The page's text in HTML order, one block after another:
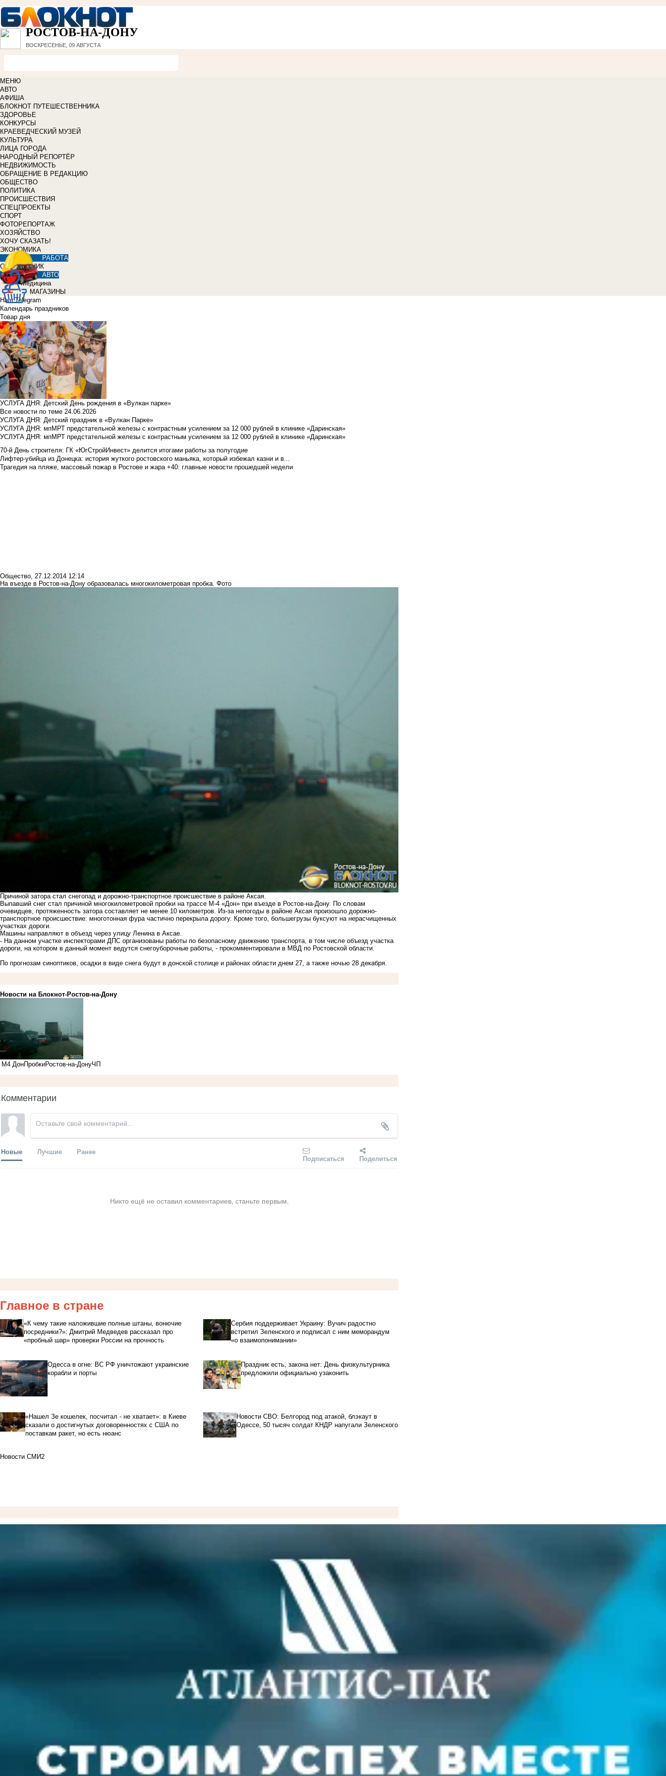
РОСТОВ-НА-ДОНУ
ВОСКРЕСЕНЬЕ, 09 АВГУСТА
МЕНЮ
АВТО
АФИША
БЛОКНОТ ПУТЕШЕСТВЕННИКА
ЗДОРОВЬЕ
КОНКУРСЫ
КРАЕВЕДЧЕСКИЙ МУЗЕЙ
КУЛЬТУРА
ЛИЦА ГОРОДА
НАРОДНЫЙ РЕПОРТЁР
НЕДВИЖИМОСТЬ
ОБРАЩЕНИЕ В РЕДАКЦИЮ
ОБЩЕСТВО
ПОЛИТИКА
ПРОИСШЕСТВИЯ
СПЕЦПРОЕКТЫ
СПОРТ
ФОТОРЕПОРТАЖ
ХОЗЯЙСТВО
ХОЧУ СКАЗАТЬ!
ЭКОНОМИКА
РАБОТА
СПРАВОЧНИК
АВТО
Медицина
МАГАЗИНЫ
Наш Telegram
Календарь праздников
Товар дня
УСЛУГА ДНЯ: Детский День рождения в «Вулкан парке»
Все новости по теме 24.06.2026
УСЛУГА ДНЯ: Детский праздник в «Вулкан Парке»
УСЛУГА ДНЯ: мпМРТ предстательной железы с контрастным усилением за 12 000 рублей в клинике «Даринская»
УСЛУГА ДНЯ: мпМРТ предстательной железы с контрастным усилением за 12 000 рублей в клинике «Даринская»
70-й День строителя: ГК «ЮгСтройИнвест» делится итогами работы за полугодие
Лифтер-убийца из Донецка: история жуткого ростовского маньяка, который избежал казни и в...
Трагедия на пляже, массовый пожар в Ростове и жара +40: главные новости прошедшей недели
Общество, 27.12.2014 12:14
На въезде в Ростов-на-Дону образовалась многокилометровая пробка. Фото
Причиной затора стал снегопад и дорожно-транспортное происшествие в районе Аксая.
Выпавший снег стал причиной многокилометровой пробки на трассе М-4 «Дон» при въезде в Ростов-на-Дону. По словам
очевидцев, протяженность затора составляет не менее 10 километров. Из-за непогоды в районе Аксая произошло дорожно-
транспортное происшествие: многотонная фура частично перекрыла дорогу. Кроме того, большегрузы буксуют на нерасчищенных
участках дороги.
Машины направляют в объезд через улицу Ленина в Аксае.
- На данном участке инспекторами ДПС организованы работы по безопасному движению транспорта, в том числе объезд участка
дороги, на котором в данный момент ведутся снегоуборочные работы, - прокомментировали в МВД по Ростовской области.
По прогнозам синоптиков, осадки в виде снега будут в донской столице и районах области днем 27, а также ночью 28 декабря.
Новости на Блoкнoт-Ростов-на-Дону
М4 ДонПробкиРостов-на-ДонуЧП
Комментарии
Новые Лучшие Ранее
Подписаться Поделиться
Никто ещё не оставил комментариев, станьте первым.
Главное в стране
«К чему такие наложившие полные штаны, вонючие
посредники?»: Дмитрий Медведев рассказал про
«пробный шар» проверки России на прочность
Сербия поддерживает Украину: Вучич радостно
встретил Зеленского и подписал с ним меморандум
«о взаимопонимании»
Одесса в огне: ВС РФ уничтожают украинские
корабли и порты
Праздник есть, закона нет: День физкультурника
предложили официально узаконить
«Нашел Зе кошелек, посчитал - не хватает»: в Киеве
сказали о достигнутых договоренностях с США по
поставкам ракет, но есть нюанс
Новости СВО: Белгород под атакой, блэкаут в
Одессе, 50 тысяч солдат КНДР напугали Зеленского
Новости СМИ2